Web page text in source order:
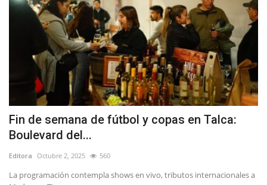
Fin de semana de fútbol y copas en Talca:
Boulevard del...
Editora Octubre 2, 2025 560
La programación contempla shows en vivo, tributos internacionales a